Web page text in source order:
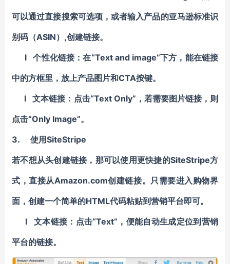
可以通过直接搜索可选项，或者输入产品的亚马逊标准识
别码（ASIN）,创建链接。
l 个性化链接：在“Text and image”下方，能在链接
中的方框里，放上产品图片和CTA按键。
l 文本链接：点击“Text Only”，若需要图片链接，则
点击“Only Image”。
3. 使用SiteStripe
若不想从头创建链接，那可以使用更快捷的SiteStripe方
式，直接从Amazon.com创建链接。只需要进入购物界
面，创建一个简单的HTML代码粘贴到营销平台即可。
l 文本链接：点击“Text”，便能自动生成定位到营销
平台的链接。